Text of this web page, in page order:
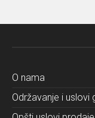
O nama
Održavanje i uslovi